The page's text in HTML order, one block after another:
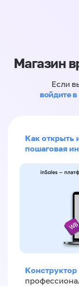
Магазин
Если
войдите
Как открыть
пошаговая
Конструктор